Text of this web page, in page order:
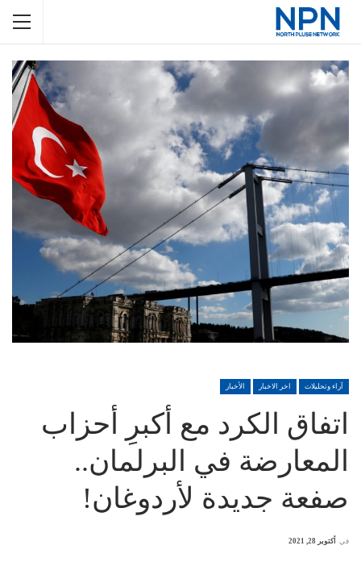
آراء وتحليلات اخر الاخبار الأخبار
اتفاق الكرد مع أكبرِ أحزاب
المعارضة في البرلمان..
صفعة جديدة لأردوغان!
في أكتوبر 28, 2021